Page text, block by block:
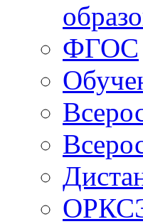
ФГОС
ОРКСЭ